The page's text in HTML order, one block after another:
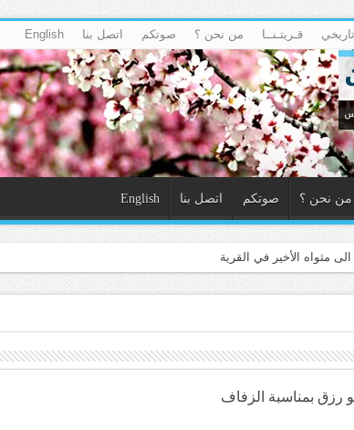
قـريتـنــا من نحن ؟ صوتكم اتصل بنا English
من نحن ؟ صوتكم اتصل بنا English
حسن (٢٠ ع
رزق بمناسبة الزفاف